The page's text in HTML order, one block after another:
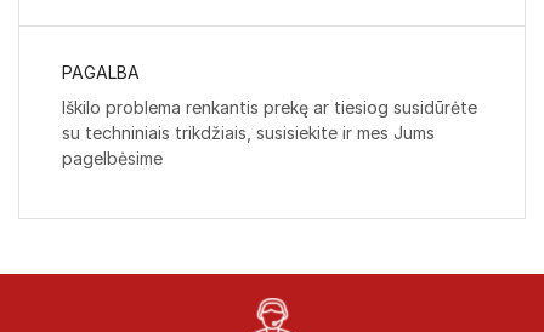
PAGALBA
Iškilo problema renkantis prekę ar tiesiog susidūrėte
su techniniais trikdžiais, susisiekite ir mes Jums
pagelbėsime